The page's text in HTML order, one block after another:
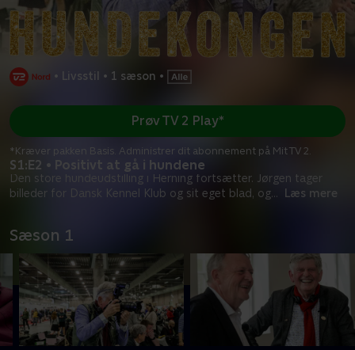
• Livsstil • 1 sæson •
S1:E2 • Positivt at gå i hundene
Den store hundeudstilling i Herning fortsætter. Jørgen tager
billeder for Dansk Kennel Klub og sit eget blad, og... Læs mere
Prøv TV 2 Play*
*Kræver pakken Basis. Administrer dit abonnement på Mit TV 2.
Sæson 1